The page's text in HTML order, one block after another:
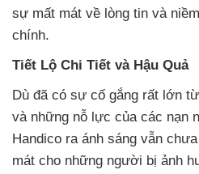
sự mất mát về lòng tin và
chính.
Tiết Lộ Chi Tiết và Hậu Quả
Dù đã có sự cố gắng rất lớn
và những nỗ lực của các nạn
Handico ra ánh sáng vẫn
mát cho những người bị ảnh